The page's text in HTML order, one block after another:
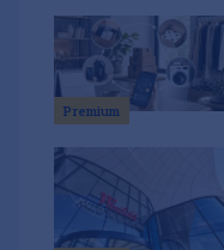
Premium